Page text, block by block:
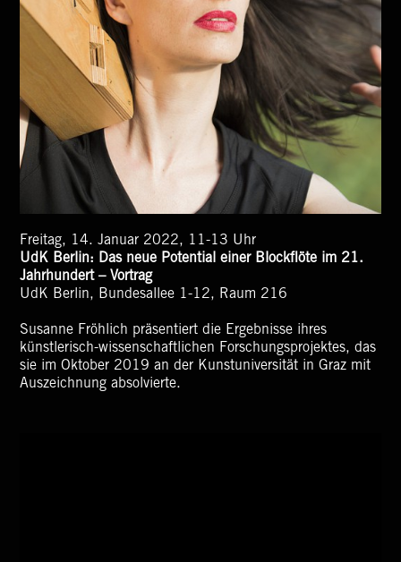
Freitag, 14. Januar 2022, 11-13 Uhr
UdK Berlin: Das neue Potential einer Blockflöte im 21.
Jahrhundert – Vortrag
UdK Berlin, Bundesallee 1-12, Raum 216
Susanne Fröhlich präsentiert die Ergebnisse ihres
künstlerisch-wissenschaftlichen Forschungsprojektes, das
sie im Oktober 2019 an der Kunstuniversität in Graz mit
Auszeichnung absolvierte.